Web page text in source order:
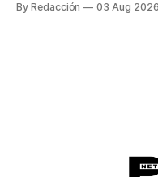
artesanal, ingredientes
By Redacción 03 Aug 2026